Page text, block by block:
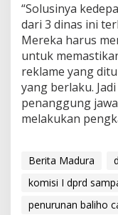
“Solusinya
dari 3 dinas ini
Mereka harus
untuk
reklame yang
yang berlaku.
penanggung
melakukan
Berita Madura
komisi I dprd
penurunan baliho